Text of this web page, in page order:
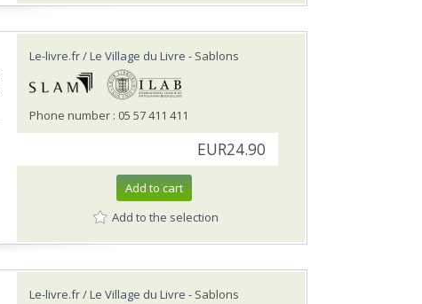
Le-livre.fr / Le Village du Livre - Sablons
Phone number : 05 57 411 411
EUR24.90
Add to cart
Add to the selection
Le-livre.fr / Le Village du Livre - Sablons